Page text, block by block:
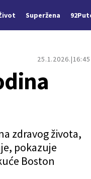
Superžena
25.1.2026. 16:45
zdravog života,
pokazuje
Boston